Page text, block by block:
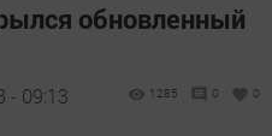
обновленный
- 09:13 1285 0 0